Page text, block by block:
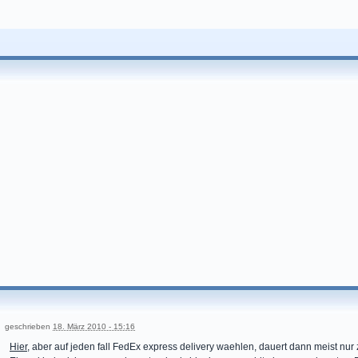
geschrieben 18. März 2010 - 15:16
Hier, aber auf jeden fall FedEx express delivery waehlen, dauert dann meist nur